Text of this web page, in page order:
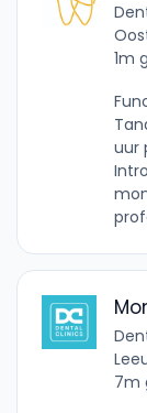
1m
uur
7m